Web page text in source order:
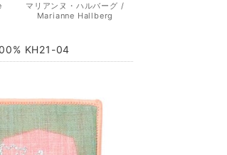
マリアンヌ・ハルバーグ /
Marianne Hallberg
KH21-04